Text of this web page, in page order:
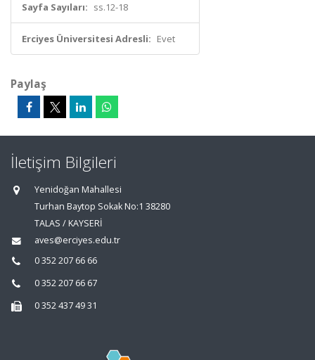
Sayfa Sayıları: ss.12-18
Erciyes Üniversitesi Adresli: Evet
Paylaş
İletişim Bilgileri
Yenidoğan Mahallesi
Turhan Baytop Sokak No:1 38280
TALAS / KAYSERİ
aves@erciyes.edu.tr
0 352 207 66 66
0 352 207 66 67
0 352 437 49 31